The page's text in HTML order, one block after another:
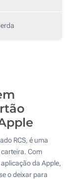
RCS, é uma
Com
da Apple,
o deixar para